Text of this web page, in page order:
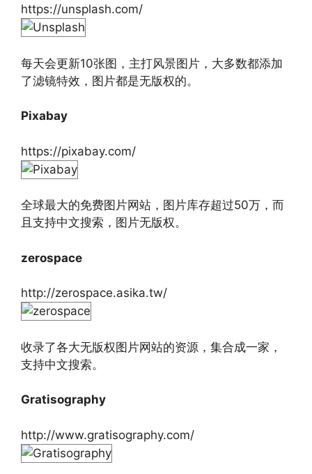
https://unsplash.com/
每天会更新10张图，主打风景图片，大多数都添加
了滤镜特效，图片都是无版权的。
Pixabay
https://pixabay.com/
全球最大的免费图片网站，图片库存超过50万，而
且支持中文搜索，图片无版权。
zerospace
http://zerospace.asika.tw/
收录了各大无版权图片网站的资源，集合成一家，
支持中文搜索。
Gratisography
http://www.gratisography.com/